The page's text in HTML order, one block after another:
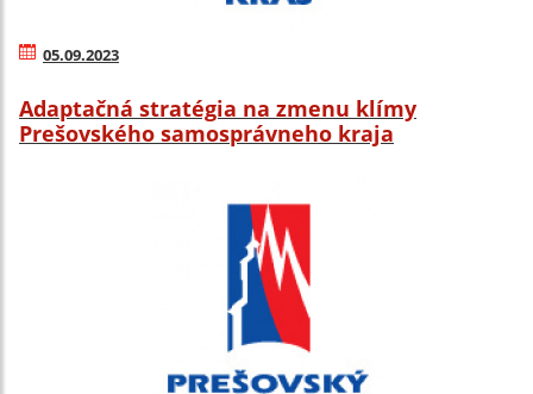
05.09.2023
Adaptačná stratégia na zmenu klímy
Prešovského samosprávneho kraja